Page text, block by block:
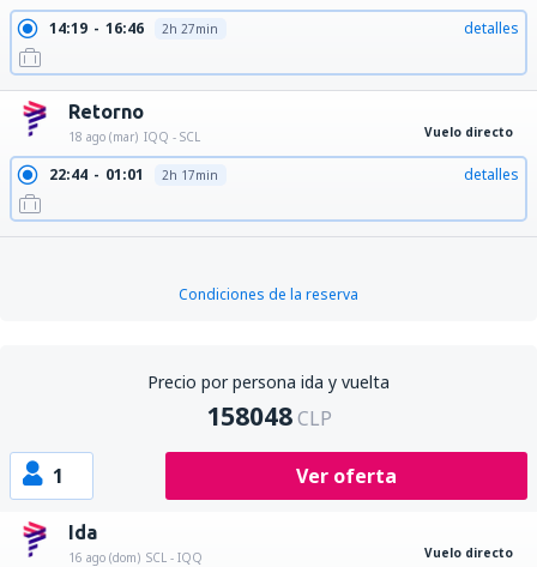
14:19 16:46 2h 27min detalles
Retorno
18 ago (mar) IQQ - SCL Vuelo directo
22:44 01:01 2h 17min detalles
Condiciones de la reserva
Precio por persona ida y vuelta
158048 CLP
1 Ver oferta
Ida
16 ago (dom) SCL - IQQ Vuelo directo